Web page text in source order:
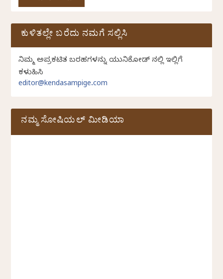
ಕುಳಿತಲ್ಲೇ ಬರೆದು ನಮಗೆ ಸಲ್ಲಿಸಿ
ನಿಮ್ಮ ಅಪ್ರಕಟಿತ ಬರಹಗಳನ್ನು ಯುನಿಕೋಡ್ ನಲ್ಲಿ ಇಲ್ಲಿಗೆ
ಕಳುಹಿಸಿ
editor@kendasampige.com
ನಮ್ಮ ಸೋಷಿಯಲ್‌ ಮೀಡಿಯಾ